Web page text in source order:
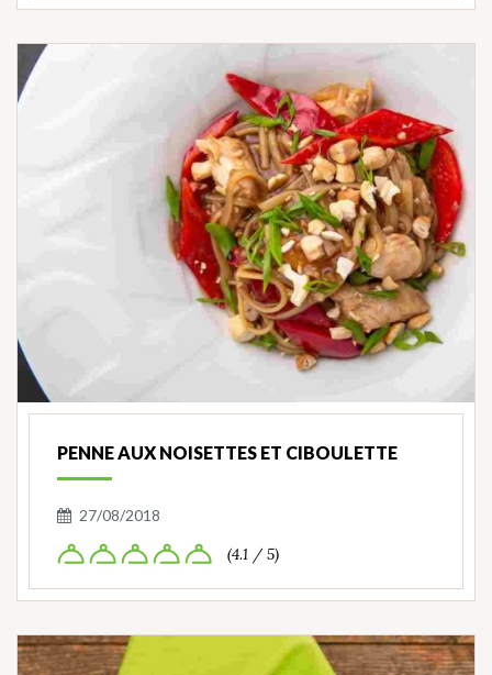
PENNE AUX NOISETTES ET CIBOULETTE
27/08/2018
(4.1 / 5)